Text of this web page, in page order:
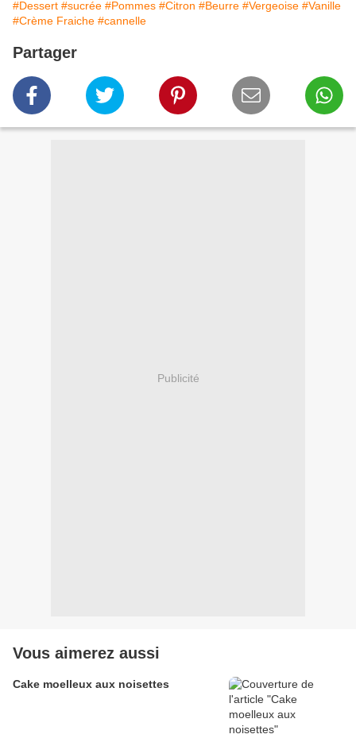
#Dessert #sucrée #Pommes #Citron #Beurre #Vergeoise #Vanille
#Crème Fraiche #cannelle
Partager
Publicité
Vous aimerez aussi
Cake moelleux aux noisettes